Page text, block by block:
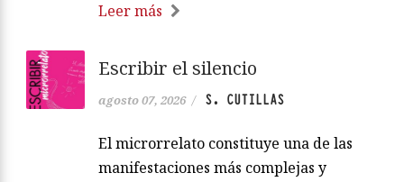
Leer más
Escribir el silencio
agosto 07, 2026 / S. CUTILLAS
El microrrelato constituye una de las
manifestaciones más complejas y